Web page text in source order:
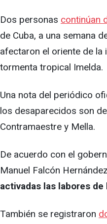
Dos personas continúan
de Cuba, a una semana
afectaron el oriente de la
tormenta tropical Imelda.
Una nota del periódico
los desaparecidos son
Contramaestre y Mella.
De acuerdo con el
Manuel Falcón
activadas las labores
También se registraron